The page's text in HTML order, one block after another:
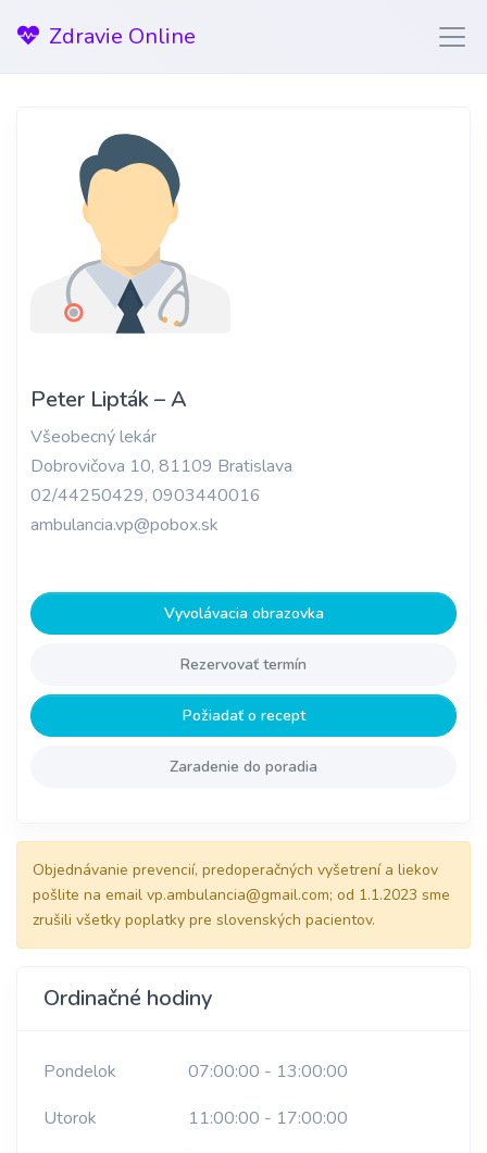
Zdravie Online
Peter Lipták – A
Všeobecný lekár
Dobrovičova 10, 81109 Bratislava
02/44250429, 0903440016
ambulancia.vp@pobox.sk
Vyvolávacia obrazovka
Rezervovať termín
Požiadať o recept
Zaradenie do poradia
Objednávanie prevencií, predoperačných vyšetrení a liekov
pošlite na email vp.ambulancia@gmail.com; od 1.1.2023 sme
zrušili všetky poplatky pre slovenských pacientov.
Ordinačné hodiny
Pondelok
07:00:00 - 13:00:00
Utorok
11:00:00 - 17:00:00